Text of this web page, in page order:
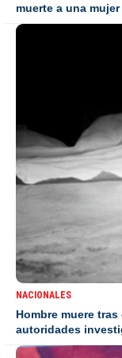
muerte a una
NACIONALES
Hombre muere
autoridades